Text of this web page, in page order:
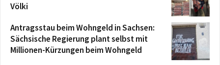
Völki
Antragsstau beim Wohngeld in Sachsen:
Sächsische Regierung plant selbst mit
Millionen-Kürzungen beim Wohngeld